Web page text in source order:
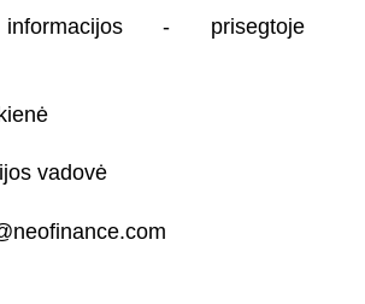
- prisegtoje
vadovė